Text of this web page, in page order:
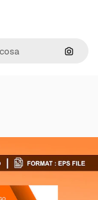
Cerca